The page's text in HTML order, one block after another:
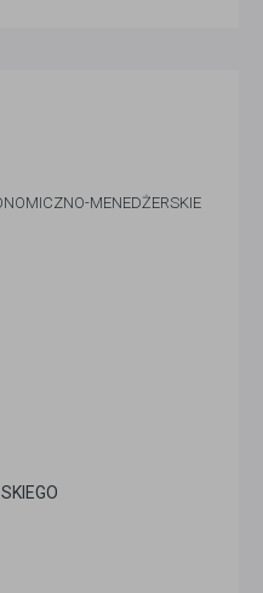
MENEDŻERSKIE